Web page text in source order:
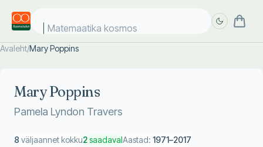
Matemaatika kosmose
Avaleht/Mary Poppins
Mary Poppins
Pamela Lyndon Travers
8 väljaannet kokku2saadavalAastad: 1971–2017